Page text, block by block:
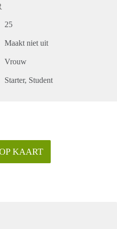
25
Maakt niet uit
Vrouw
Starter Student
KAART